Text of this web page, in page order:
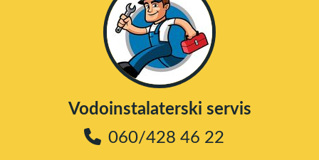
Vodoinstalaterski servis
060/428 46 22